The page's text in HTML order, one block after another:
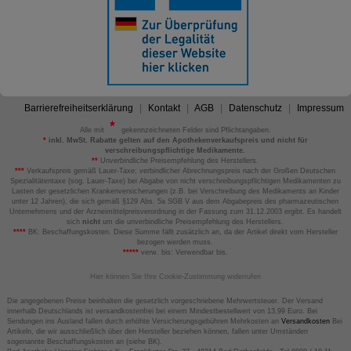
Barrierefreiheitserklärung Kontakt AGB Datenschutz Impressum
Alle mit
gekennzeichneten Felder sind Pflichtangaben.
*inkl. MwSt. Rabatte gelten auf den Apothekenverkaufspreis und nicht für
verschreibungspflichtige Medikamente.
** Unverbindliche Preisempfehlung des Herstellers.
*** Verkaufspreis gemäß Lauer-Taxe; verbindlicher Abrechnungspreis nach der Großen Deutschen
Spezialitätentaxe (sog. Lauer-Taxe) bei Abgabe von nicht verschreibungspflichtigen Medikamenten zu
Lasten der gesetzlichen Krankenversicherungen (z.B. bei Verschreibung des Medikaments an Kinder
unter 12 Jahren), die sich gemäß §129 Abs. 5a SGB V aus dem Abgabepreis des pharmazeutischen
Unternehmens und der Arzneimittelpreisverordnung in der Fassung zum 31.12.2003 ergibt. Es handelt
sich nicht um die unverbindliche Preisempfehlung des Herstellers.
****BK: Beschaffungskosten. Diese Summe fällt zusätzlich an, da der Artikel direkt vom Hersteller
bezogen werden muss.
*****verw. bis: Verwendbar bis.
Hier können Sie Ihre Cookie-Zustimmung widerrufen
Die angegebenen Preise beinhalten die gesetzlich vorgeschriebene Mehrwertsteuer. Der Versand
innerhalb Deutschlands ist versandkostenfrei bei einem Mindestbestellwert von 13,99 Euro. Bei
Sendungen ins Ausland fallen durch erhöhte Versicherungsgebühren Mehrkosten an VersandkostenBei
Artikeln, die wir ausschließlich über den Hersteller beziehen können, fallen unter Umständen
sogenannte Beschaffungskosten an (siehe BK).